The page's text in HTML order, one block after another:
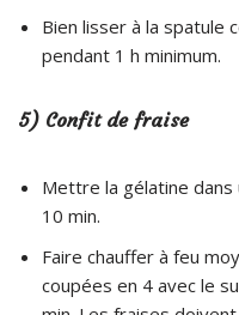
Bien lisser à la spatule
pendant 1 h minimum.
5) Confit de fraise
Mettre la gélatine dans
10 min.
Faire chauffer à feu
coupées en 4 avec le